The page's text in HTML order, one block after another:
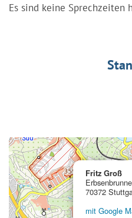
Es sind keine Sprechzeiten
Fritz Groß
70372
mit Google